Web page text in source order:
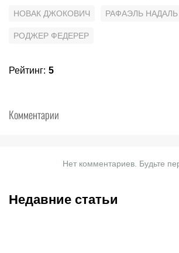
НОВАК ДЖОКОВИЧ РАФАЭЛЬ НАДАЛЬ
РОДЖЕР ФЕДЕРЕР
Рейтинг: 5
Комментарии
Нет комментариев. Будьте
Недавние статьи